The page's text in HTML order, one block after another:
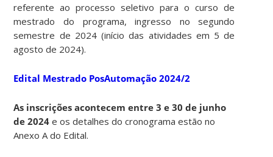
referente ao processo seletivo para o curso de
mestrado do programa, ingresso no segundo
semestre de 2024 (início das atividades em 5 de
agosto de 2024).
Edital Mestrado PosAutomação 2024/2
As inscrições acontecem entre 3 e 30 de junho
de 2024 e os detalhes do cronograma estão no
Anexo A do Edital.